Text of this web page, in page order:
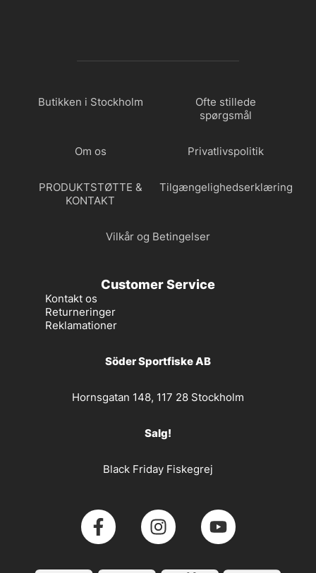
Butikken i Stockholm
Ofte stillede
spørgsmål
Om os Privatlivspolitik
PRODUKTSTØTTE &
KONTAKT
Tilgængelighedserklæring
Vilkår og Betingelser
Customer Service
Kontakt os
Returneringer
Reklamationer
Söder Sportfiske AB
Hornsgatan 148, 117 28 Stockholm
Salg!
Black Friday Fiskegrej